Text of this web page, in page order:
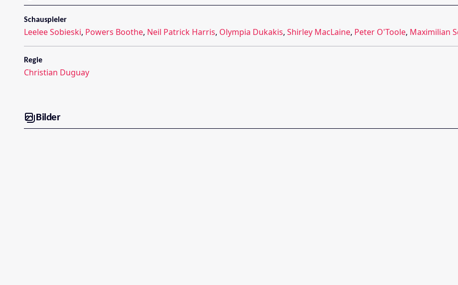
Schauspieler
Leelee Sobieski, Powers Boothe, Neil Patrick Harris, Olympia Dukakis, Shirley MacLaine, Peter O'Toole, Maximilian
Regie
Christian Duguay
Bilder